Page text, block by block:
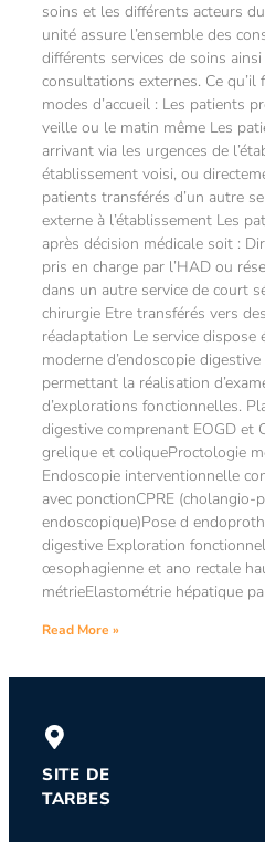
soins et les différents acteurs
unité assure l’ensemble des
différents services de soins ainsi
consultations externes. Ce
modes d’accueil : Les patients
veille ou le matin même Les
arrivant via les urgences de
établissement voisi, ou
patients transférés d’un autre
externe à l’établissement Les
après décision médicale soit :
pris en charge par l’HAD ou
dans un autre service de court
chirurgie Etre transférés vers
réadaptation Le service dispose
moderne d’endoscopie
permettant la réalisation
d’explorations fonctionnelles.
digestive comprenant EOGD et
grelique et coliqueProctologie
Endoscopie interventionnelle
avec ponctionCPRE
endoscopique)Pose d
digestive Exploration
œsophagienne et ano rectale
métrieElastométrie hépatique
Read More »
SITE DE
TARBES